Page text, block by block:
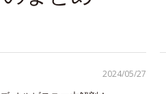
2024/05/27